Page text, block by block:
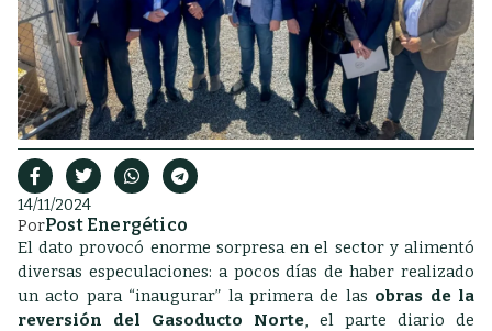
14/11/2024
PorPost Energético
El dato provocó enorme sorpresa en el sector y alimentó
diversas especulaciones: a pocos días de haber realizado
un acto para “inaugurar” la primera de las obras de la
reversión del Gasoducto Norte, el parte diario de